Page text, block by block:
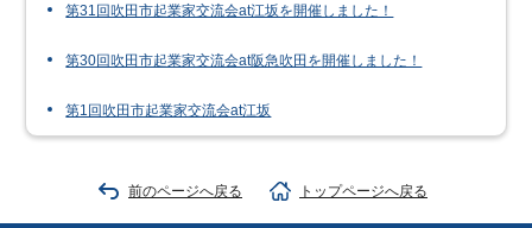
第31回吹田市起業家交流会at江坂を開催しました！
第30回吹田市起業家交流会at阪急吹田を開催しました！
第1回吹田市起業家交流会at江坂
前のページへ戻る トップページへ戻る